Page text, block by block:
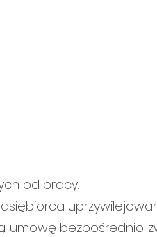
od pracy.
umowę bezpośrednio